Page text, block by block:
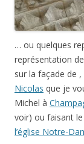
… ou quelques
représentation
sur la façade de
Nicolas que je
Michel à
voir) ou faisant
l’église Notre-